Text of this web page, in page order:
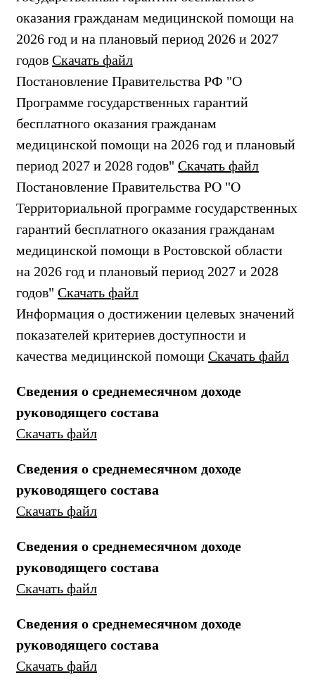
оказания гражданам медицинской помощи на
2026 год и на плановый период 2026 и 2027
годов Скачать файл
Постановление Правительства РФ "О
Программе государственных гарантий
бесплатного оказания гражданам
медицинской помощи на 2026 год и плановый
период 2027 и 2028 годов" Скачать файл
Постановление Правительства РО "О
Территориальной программе государственных
гарантий бесплатного оказания гражданам
медицинской помощи в Ростовской области
на 2026 год и плановый период 2027 и 2028
годов" Скачать файл
Информация о достижении целевых значений
показателей критериев доступности и
качества медицинской помощи Скачать файл
Сведения о среднемесячном доходе
руководящего состава
Скачать файл
Сведения о среднемесячном доходе
руководящего состава
Скачать файл
Сведения о среднемесячном доходе
руководящего состава
Скачать файл
Сведения о среднемесячном доходе
руководящего состава
Скачать файл